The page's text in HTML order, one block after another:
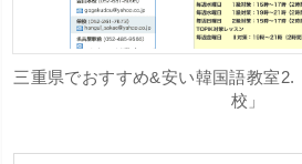
三重県でおすすめ&安い韓国語教室2.
校」